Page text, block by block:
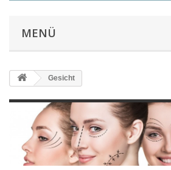
MENÜ
Gesicht